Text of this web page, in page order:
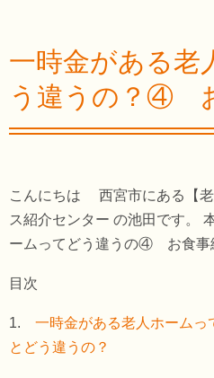
一時金がある老
う違うの？④
こんにちは 西宮市にある【
ス紹介センター の池田です。
ームってどう違うの④ お食事
目次
1. 一時金がある老人ホームっ
とどう違うの？